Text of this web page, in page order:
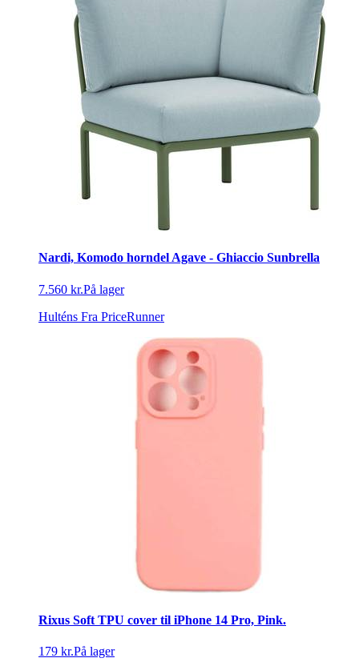
Nardi, Komodo horndel Agave - Ghiaccio Sunbrella
7.560 kr.På lager
Hulténs Fra PriceRunner
Rixus Soft TPU cover til iPhone 14 Pro, Pink.
179 kr.På lager